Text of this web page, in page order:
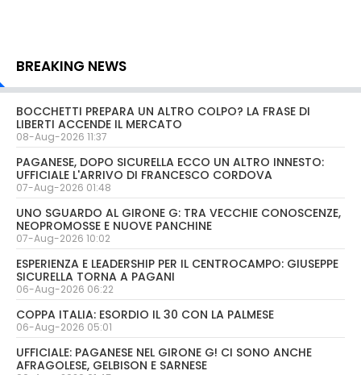
BREAKING NEWS
BOCCHETTI PREPARA UN ALTRO COLPO? LA FRASE DI
LIBERTI ACCENDE IL MERCATO
08-Aug-2026 11:37
PAGANESE, DOPO SICURELLA ECCO UN ALTRO INNESTO:
UFFICIALE L'ARRIVO DI FRANCESCO CORDOVA
07-Aug-2026 01:48
UNO SGUARDO AL GIRONE G: TRA VECCHIE CONOSCENZE,
NEOPROMOSSE E NUOVE PANCHINE
07-Aug-2026 10:02
ESPERIENZA E LEADERSHIP PER IL CENTROCAMPO: GIUSEPPE
SICURELLA TORNA A PAGANI
06-Aug-2026 06:22
COPPA ITALIA: ESORDIO IL 30 CON LA PALMESE
06-Aug-2026 05:01
UFFICIALE: PAGANESE NEL GIRONE G! CI SONO ANCHE
AFRAGOLESE, GELBISON E SARNESE